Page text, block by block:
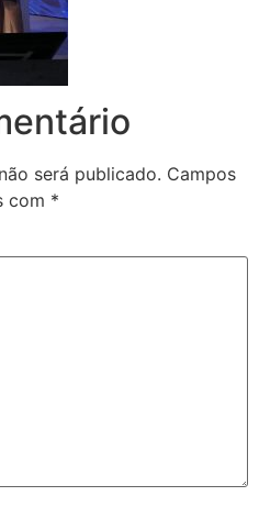
será publicado. Campos
com *